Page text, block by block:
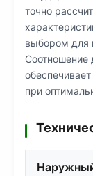
точно
выбором для
Соотношение
при